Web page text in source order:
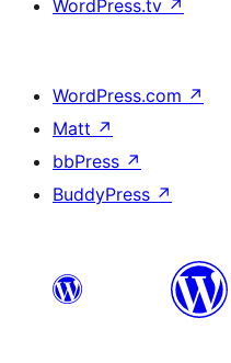
WordPress.tv ↗
WordPress.com ↗
Matt ↗
bbPress ↗
BuddyPress ↗